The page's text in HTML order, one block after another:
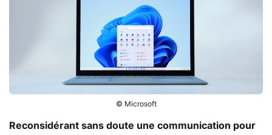
© Microsoft
Reconsidérant sans doute une communication pour